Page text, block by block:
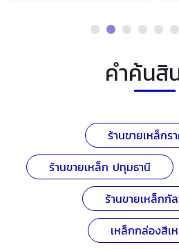
คำค้นสิ
ร้านขายเหล็กร
ร้านขายเหล็ก ปทุมธานี
ร้านขายเหล็กกัล
เหล็กกล่องสีเ